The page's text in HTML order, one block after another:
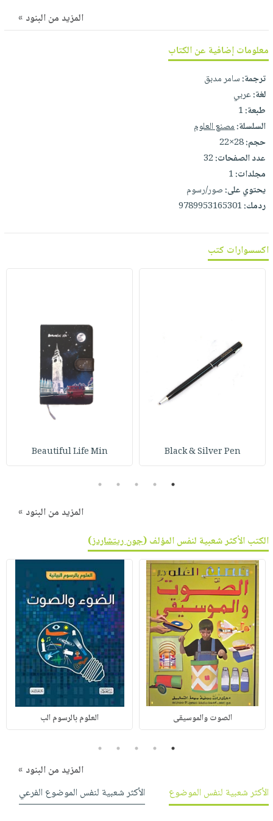
مناسبات
أسئلة
يتكرر
طرحها
خدمات
نيل
وفرات
انشر
كتابك
تواصل
معنا
التسوق
نشرة
الإصدارات
المزيد من البنود »
معلومات إضافية عن الكتاب
ترجمة:سامر مدبق
لغة:عربي
طبعة:1
السلسلة:مصنع العلوم
حجم:28×22
عدد الصفحات:32
مجلدات:1
يحتوي على:صور/رسوم
ردمك:9789953165301
اكسسوارات كتب
Black & Silver Pen
Beautiful Life Min
1
2
3
4
5
المزيد من البنود »
الكتب الأكثر شعبية لنفس المؤلف (جون ريتشاردز)
الصوت والموسيقى العلوم بالرسوم الب
1
2
3
4
5
المزيد من البنود »
الأكثر شعبية لنفس الموضوع
الأكثر شعبية لنفس الموضوع الفرعي